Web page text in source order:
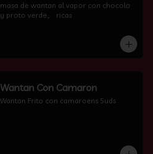
masa de wantan al vapor con chocolo
y proto verde。 ricas
Wantan Con Camaron
Wantan Frito con camaroens 5uds